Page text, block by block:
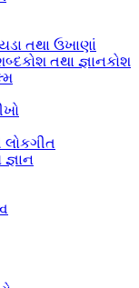
તથા ઉખાણાં
તથા જ્ઞાનકોશ
લોકગીત